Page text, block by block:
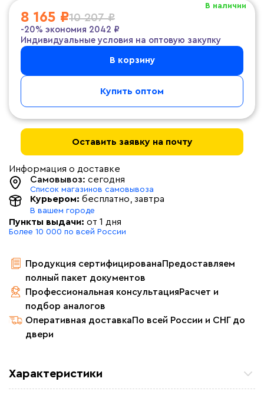
В наличии
8 165 ₽10 207 ₽
-20% экономия 2042 ₽
Индивидуальные условия на оптовую закупку
В корзину
Купить оптом
Оставить заявку на почту
Информация о доставке
Самовывоз: сегодня
Список магазинов самовывоза
Курьером: бесплатно , завтра
В вашем городе
Пункты выдачи: от 1 дня
Более 10 000 по всей России
Продукция сертифицированаПредоставляем
полный пакет документов
Профессиональная консультацияРасчет и
подбор аналогов
Оперативная доставкаПо всей России и СНГ до
двери
Характеристики